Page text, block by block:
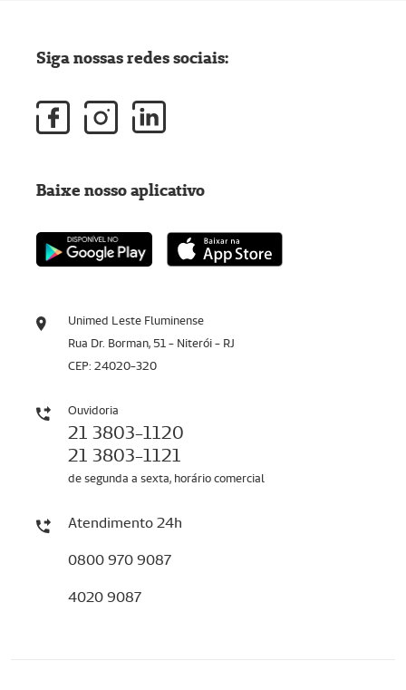
Unimed Leste Fluminense
Rua Dr. Borman, 51 - Niterói - RJ
CEP: 24020-320
Ouvidoria
21 3803-1120
21 3803-1121
de segunda a sexta, horário comercial
Atendimento 24h
0800 970 9087
4020 9087
Siga nossas redes sociais:
Baixe nosso aplicativo